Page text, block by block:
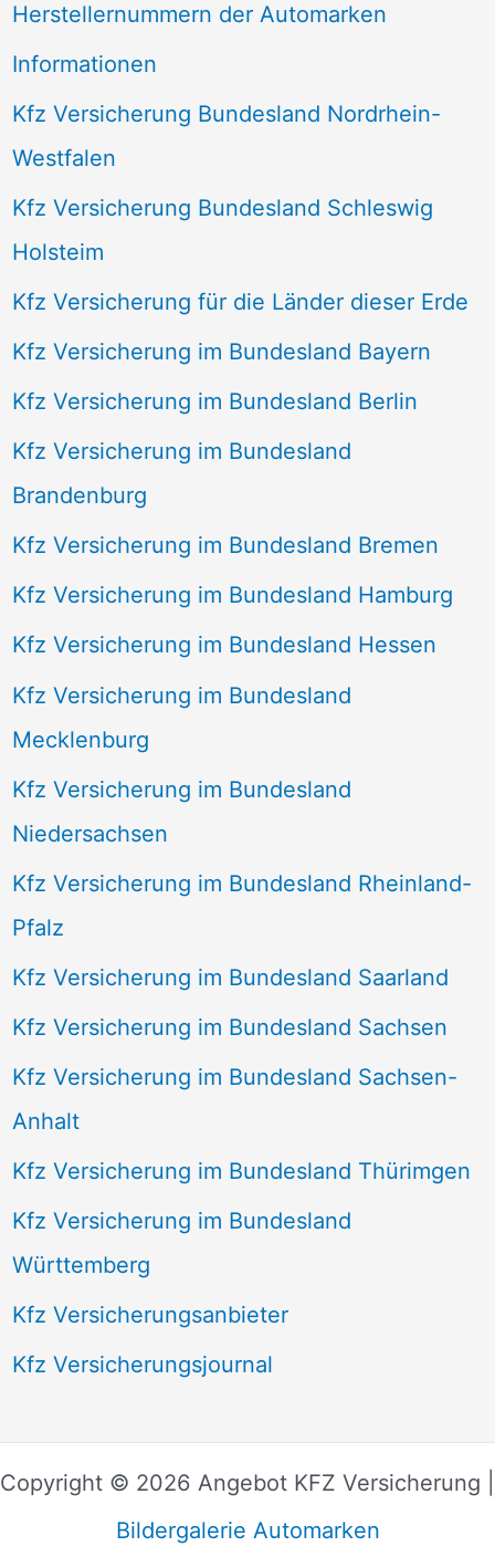
Herstellernummern der Automarken
Informationen
Kfz Versicherung Bundesland Nordrhein-
Westfalen
Kfz Versicherung Bundesland Schleswig
Holsteim
Kfz Versicherung für die Länder dieser Erde
Kfz Versicherung im Bundesland Bayern
Kfz Versicherung im Bundesland Berlin
Kfz Versicherung im Bundesland
Brandenburg
Kfz Versicherung im Bundesland Bremen
Kfz Versicherung im Bundesland Hamburg
Kfz Versicherung im Bundesland Hessen
Kfz Versicherung im Bundesland
Mecklenburg
Kfz Versicherung im Bundesland
Niedersachsen
Kfz Versicherung im Bundesland Rheinland-
Pfalz
Kfz Versicherung im Bundesland Saarland
Kfz Versicherung im Bundesland Sachsen
Kfz Versicherung im Bundesland Sachsen-
Anhalt
Kfz Versicherung im Bundesland Thürimgen
Kfz Versicherung im Bundesland
Württemberg
Kfz Versicherungsanbieter
Kfz Versicherungsjournal
Copyright © 2026 Angebot KFZ Versicherung |
Bildergalerie Automarken